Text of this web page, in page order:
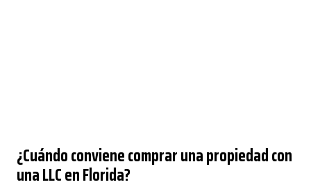
¿Cuándo conviene comprar una propiedad con
una LLC en Florida?